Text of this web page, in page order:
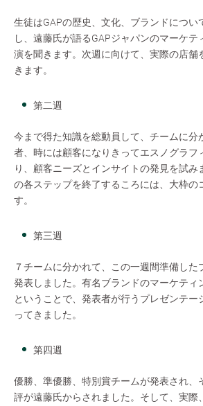
生徒はGAPの歴史、文化、ブランドについ
し、遠藤氏が語るGAPジャパンのマーケ
演を聞きます。次週に向けて、実際の店舗
きます。
第二週
今まで得た知識を総動員して、チームに分
者、時には顧客になりきってエスノグラフ
り、顧客ニーズとインサイトの発見を試み
の各ステップを終了するころには、大枠の
す。
第三週
７チームに分かれて、この一週間準備した
発表しました。有名ブランドのマーケティ
ということで、発表者が行うプレゼンテー
ってきました。
第四週
優勝、準優勝、特別賞チームが発表され、
評が遠藤氏からされました。そして、実際